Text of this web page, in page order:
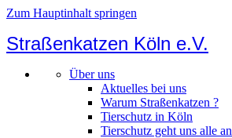
Zum Hauptinhalt springen
Straßenkatzen Köln e.V.
Über uns
Aktuelles bei uns
Warum Straßenkatzen ?
Tierschutz in Köln
Tierschutz geht uns alle an